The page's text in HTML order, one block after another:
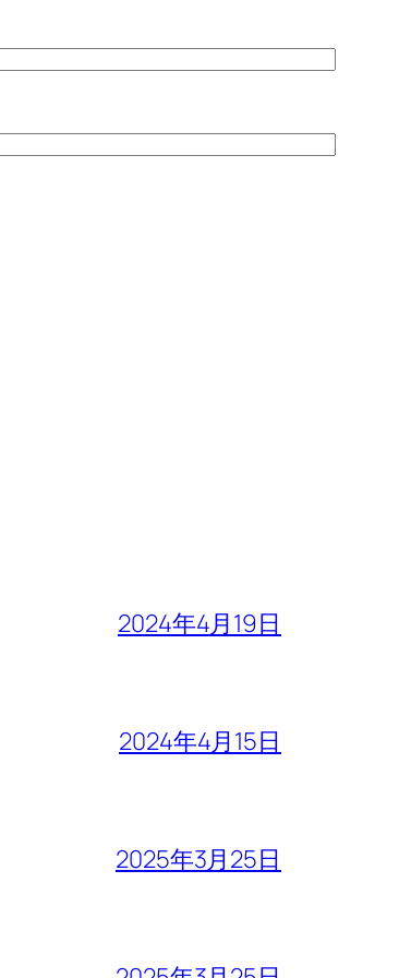
2024年4月19日
2024年4月15日
2025年3月25日